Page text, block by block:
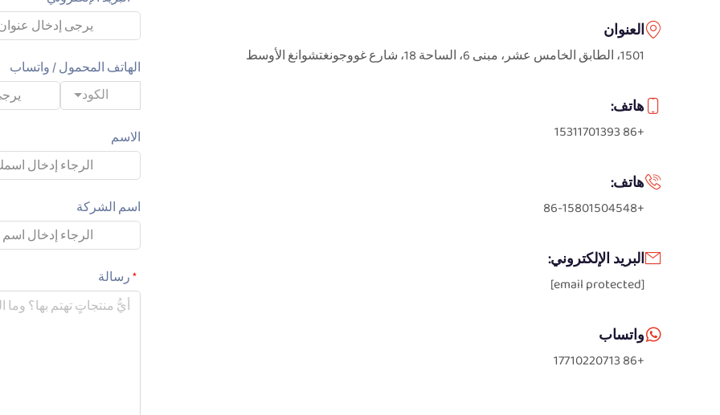
العنوان
1501، الطابق الخامس عشر، مبنى 6، الساحة 18، شارع غووجونغتشوانغ الأوسط
هاتف:
+86 15311701393
هاتف:
+86-15801504548
البريد الإلكتروني:
[email protected]
واتساب
+86 17710220713
الهاتف المحمول / واتساب
الكود
الاسم
اسم الشركة
رسالة